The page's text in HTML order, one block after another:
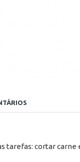
tarefas: cortar